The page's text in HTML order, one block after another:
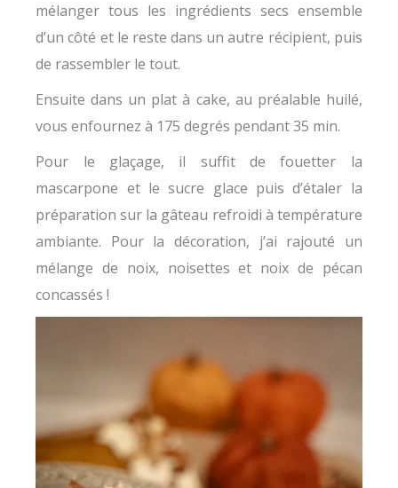
mélanger tous les ingrédients secs ensemble
d’un côté et le reste dans un autre récipient, puis
de rassembler le tout.
Ensuite dans un plat à cake, au préalable huilé,
vous enfournez à 175 degrés pendant 35 min.
Pour le glaçage, il suffit de fouetter la
mascarpone et le sucre glace puis d’étaler la
préparation sur la gâteau refroidi à température
ambiante. Pour la décoration, j’ai rajouté un
mélange de noix, noisettes et noix de pécan
concassés !